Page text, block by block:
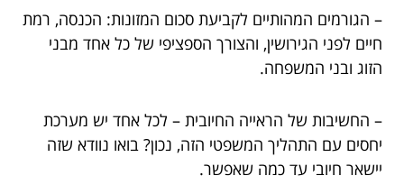
– הגורמים המהותיים לקביעת סכום המזונות: הכנסה, רמת
חיים לפני הגירושין, והצורך הספציפי של כל אחד מבני
הזוג ובני המשפחה.
– החשיבות של הראייה החיובית – לכל אחד יש מערכת
יחסים עם התהליך המשפטי הזה, נכון? בואו נוודא שזה
יישאר חיובי עד כמה שאפשר.